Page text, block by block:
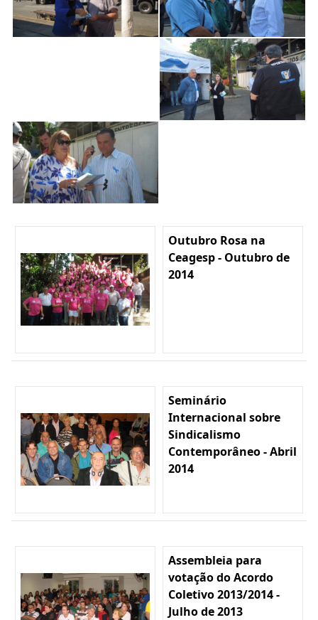
Outubro Rosa na
Ceagesp - Outubro de
2014
Seminário
Internacional sobre
Sindicalismo
Contemporâneo - Abril
2014
Assembleia para
votação do Acordo
Coletivo 2013/2014 -
Julho de 2013